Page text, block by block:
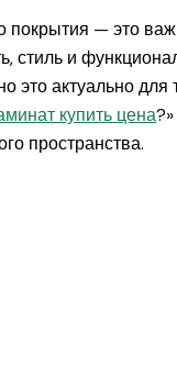
покрытия — это
стиль и
это актуально
купить цена
пространства.